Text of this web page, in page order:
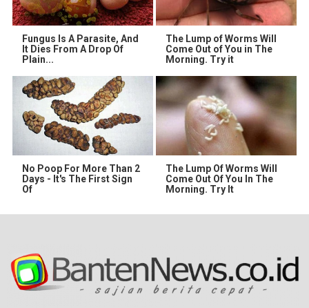
Fungus Is A Parasite, And
It Dies From A Drop Of
Plain...
The Lump of Worms Will
Come Out of You in The
Morning. Try it
No Poop For More Than 2
Days - It's The First Sign
Of
The Lump Of Worms Will
Come Out Of You In The
Morning. Try It